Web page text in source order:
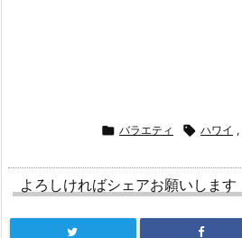
 バラエティ  ハワイ ,
よろしければシェアお願いします